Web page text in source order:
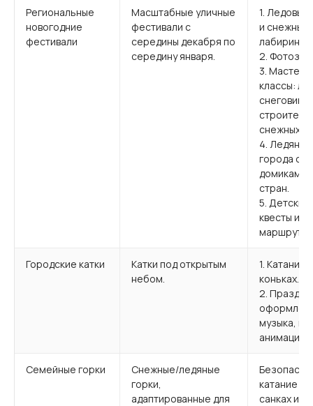
Региональные
новогодние
фестивали
Масштабные уличные
фестивали с
середины декабря по
середину января.
1. Ледовые
и снежные
лабиринты.
2.
3. Мастер-
классы:
снежных
4. Ледяные
города с
домиками
стран.
5. Детские
квесты и
маршруты.
Городские катки
Катки под открытым
небом.
1. Катание
коньках.
2.
музыка,
анимация.
Семейные горки
Снежные/ледяные
горки,
адаптированные для
катание на
санках или